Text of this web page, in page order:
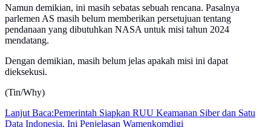
Namun demikian, ini masih sebatas sebuah rencana. Pasalnya
parlemen AS masih belum memberikan persetujuan tentang
pendanaan yang dibutuhkan NASA untuk misi tahun 2024
mendatang.
Dengan demikian, masih belum jelas apakah misi ini dapat
dieksekusi.
(Tin/Why)
Lanjut Baca:Pemerintah Siapkan RUU Keamanan Siber dan Satu
Data Indonesia, Ini Penjelasan Wamenkomdigi